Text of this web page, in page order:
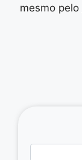
mesmo pelo